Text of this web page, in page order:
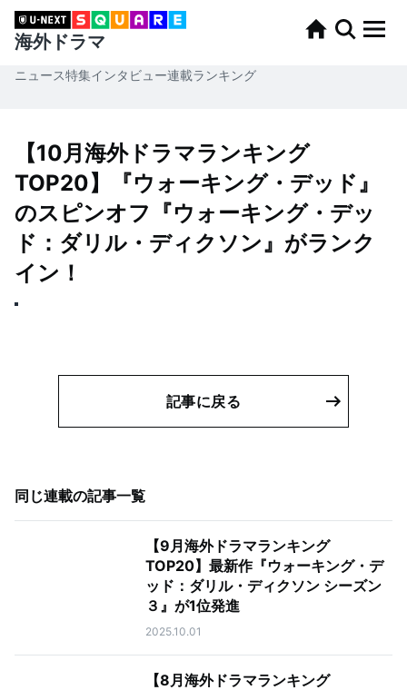
海外ドラマ
ニュース特集インタビュー連載ランキング
【10月海外ドラマランキング
TOP20】『ウォーキング・デッド』
のスピンオフ『ウォーキング・デッ
ド：ダリル・ディクソン』がランク
イン！
記事に戻る
同じ連載の記事一覧
【9月海外ドラマランキング
TOP20】最新作『ウォーキング・デ
ッド：ダリル・ディクソン シーズン
３』が1位発進
2025.10.01
【8月海外ドラマランキング